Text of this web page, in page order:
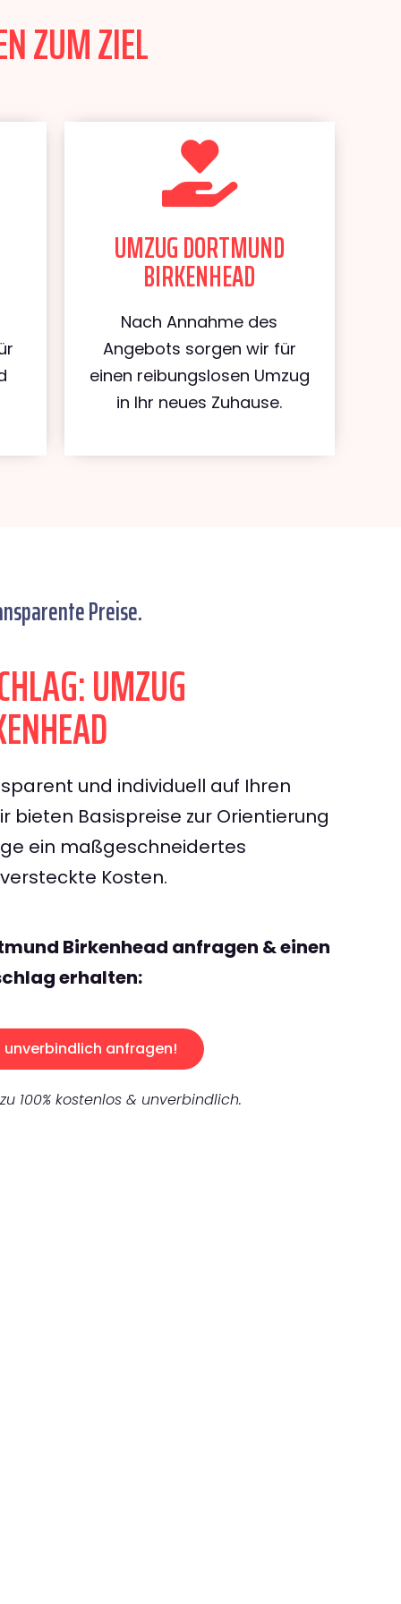
ZUM ZIEL
UMZUG DORTMUND
BIRKENHEAD
Nach Annahme des
Angebots sorgen wir für
einen reibungslosen Umzug
in Ihr neues Zuhause.
Preise.
UMZUG
und individuell auf Ihren
bieten Basispreise zur Orientierung
ein maßgeschneidertes
Kosten.
Birkenhead anfragen & einen
erhalten:
unverbindlich anfragen!
100% kostenlos & unverbindlich.